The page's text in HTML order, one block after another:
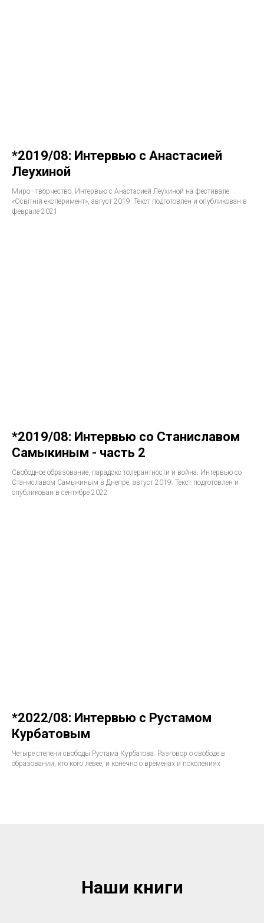
*2019/08: Интервью с Анастасией
Леухиной
Миро - творчество. Интервью с Анастасией Леухиной на фестивале
«Освiтнiй експеримент», август 2019. Текст подготовлен и опубликован в
феврале 2021
*2019/08: Интервью со Станиславом
Самыкиным - часть 2
Свободное образование, парадокс толерантности и война. Интервью со
Станиславом Самыкиным в Днепре, август 2019. Текст подготовлен и
опубликован в сентябре 2022
*2022/08: Интервью с Рустамом
Курбатовым
Четыре степени свободы Рустама Курбатова. Разговор о свободе в
образовании, кто кого левее, и конечно о временах и поколениях
Наши книги